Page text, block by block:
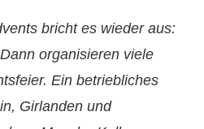
bricht es wieder aus:
organisieren viele
Ein betriebliches
Girlanden und